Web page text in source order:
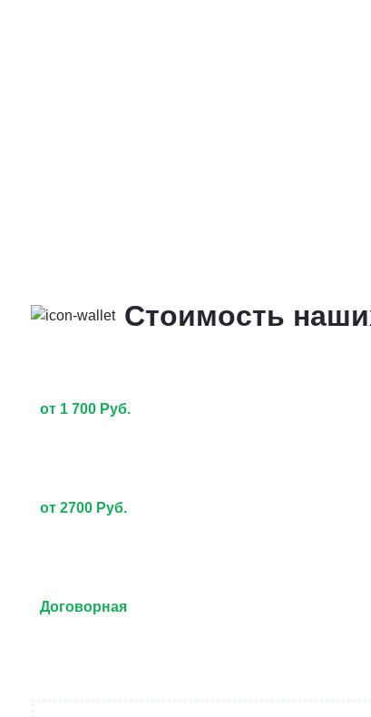
Стоимость
от 1 700 Руб.
от 2700 Руб.
Договорная